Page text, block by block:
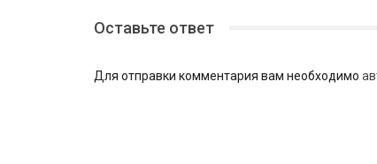
Оставьте ответ
Для отправки комментария вам необходимо